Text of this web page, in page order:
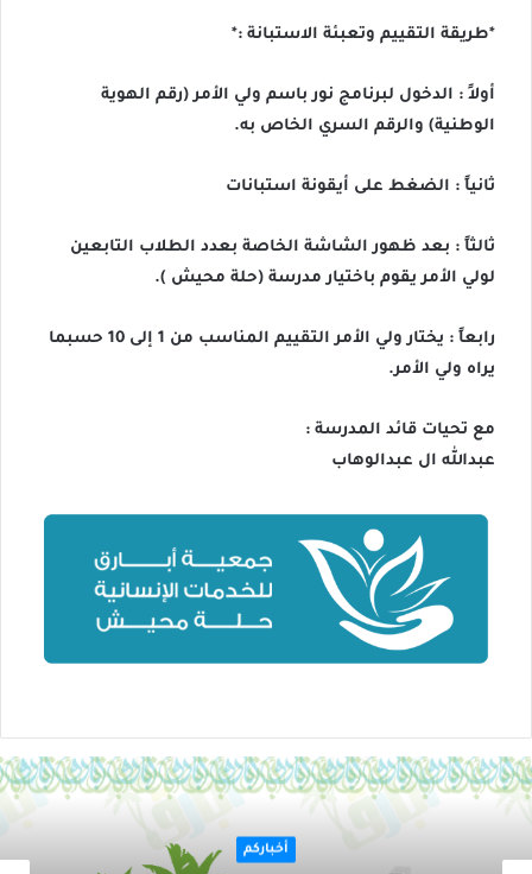
*طريقة التقييم وتعبئة الاستبانة :*
أولاً : الدخول لبرنامج نور باسم ولي الأمر (رقم الهوية
الوطنية) والرقم السري الخاص به.
ثانياً : الضغط على أيقونة استبانات
ثالثاً : بعد ظهور الشاشة الخاصة بعدد الطلاب التابعين
لولي الأمر يقوم باختيار مدرسة (حلة محيش ).
رابعاً : يختار ولي الأمر التقييم المناسب من 1 إلى 10 حسبما
يراه ولي الأمر.
مع تحيات قائد المدرسة :
عبدالله ال عبدالوهاب
أخباركم